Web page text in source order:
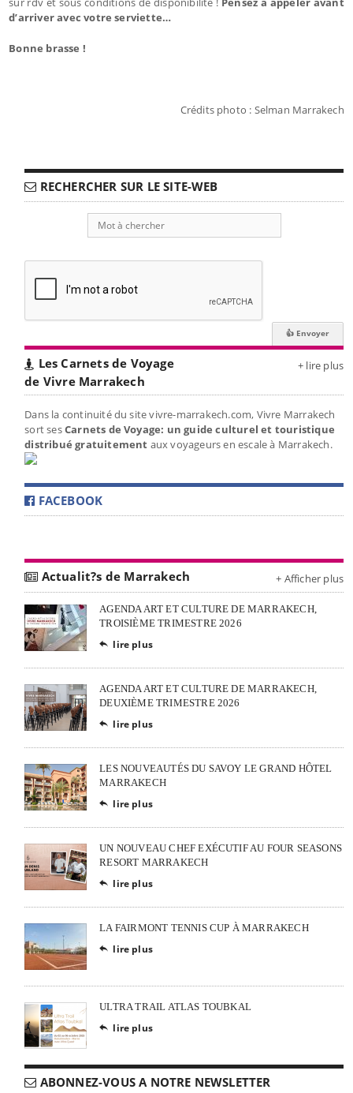
d’arriver avec votre serviette…
Bonne brasse !
Crédits photo : Selman Marrakech
RECHERCHER SUR LE SITE-WEB
Les Carnets de Voyage
de Vivre Marrakech
+ lire plus
Dans la continuité du site vivre-marrakech.com, Vivre Marrakech
sort sesCarnets de Voyage: un guide culturel et touristique
distribué gratuitement aux voyageurs en escale à Marrakech.
FACEBOOK
Actualit?s de Marrakech + Afficher plus
AGENDA ART ET CULTURE DE MARRAKECH,
TROISIÈME TRIMESTRE 2026
 lire plus
AGENDA ART ET CULTURE DE MARRAKECH,
DEUXIÈME TRIMESTRE 2026
 lire plus
LES NOUVEAUTÉS DU SAVOY LE GRAND HÔTEL
MARRAKECH
 lire plus
UN NOUVEAU CHEF EXÉCUTIF AU FOUR SEASONS
RESORT MARRAKECH
 lire plus
LA FAIRMONT TENNIS CUP À MARRAKECH
 lire plus
ULTRA TRAIL ATLAS TOUBKAL
 lire plus
ABONNEZ-VOUS A NOTRE NEWSLETTER